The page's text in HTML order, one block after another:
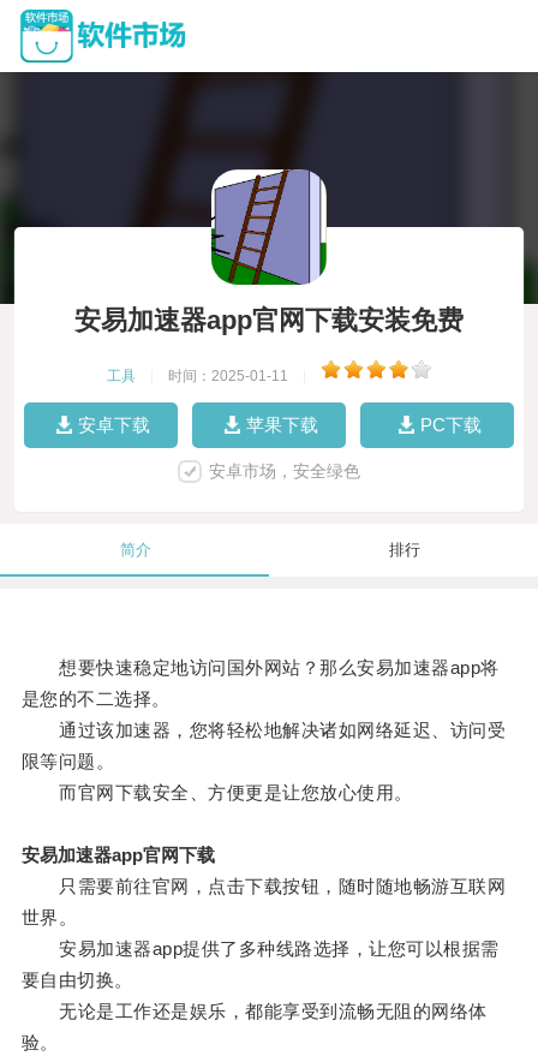
安易加速器app官网下载安装免费
工具 时间：2025-01-11
安卓下载 苹果下载 PC下载
安卓市场，安全绿色
简介 排行
想要快速稳定地访问国外网站？那么安易加速器app将
是您的不二选择。
通过该加速器，您将轻松地解决诸如网络延迟、访问受
限等问题。
而官网下载安全、方便更是让您放心使用。
安易加速器app官网下载
只需要前往官网，点击下载按钮，随时随地畅游互联网
世界。
安易加速器app提供了多种线路选择，让您可以根据需
要自由切换。
无论是工作还是娱乐，都能享受到流畅无阻的网络体
验。